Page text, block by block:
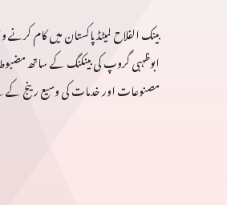
ابوظہبی گروپ کی بینکنگ کے ساتھ
مصنوعات اور خدمات کی وسیع رینج کے